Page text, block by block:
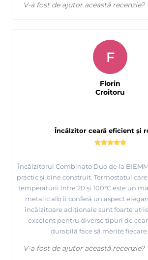
V-a fost de ajutor această recenzie?
Încălzitor ceară eficient și
Încălzitorul Combinato Duo de la
practic și bine construit. Termostatul
temperaturii între 20 și 100°C este un
metalic alb îi conferă un aspect
încălzitoare adiționale sunt foarte
excelent pentru diverse tipuri de
durabilă face să merite
F
Florin
Croitoru
V-a fost de ajutor această recenzie?